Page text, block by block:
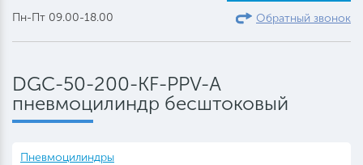
Пн-Пт 09.00-18.00 Обратный звонок
DGC-50-200-KF-PPV-A
пневмоцилиндр бесштоковый
Пневмоцилиндры